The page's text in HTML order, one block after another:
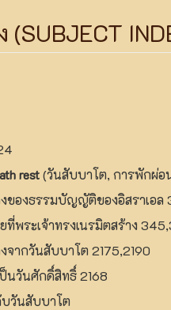
(SUBJECT
rest(วันสับบาโต, การพักผ่อ
ของธรรมบัญญัติของอิสราเอล
พระเจ้าทรงเนรมิตสร้าง
ากวันสับบาโต 2175,2190
นวันศักดิ์สิทธิ์ 2168
วันสับบาโต